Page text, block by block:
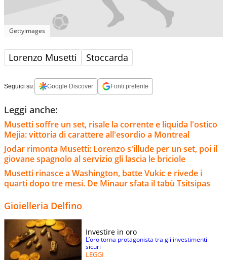
Gettyimages
Lorenzo Musetti Stoccarda
Seguici su: Google Discover Fonti preferite
Leggi anche:
Musetti soffre un set, risale la corrente e liquida l'ostico
Mejia: vittoria di carattere all'esordio a Montreal
Jodar rimonta Musetti: Lorenzo s'illude per un set, poi il
giovane spagnolo al servizio gli lascia le briciole
Musetti rinasce a Washington, batte Vukic e rivede i
quarti dopo tre mesi. De Minaur sfata il tabù Tsitsipas
Gioielleria Delfino
Investire in oro
L’oro torna protagonista tra gli investimenti
sicuri
LEGGI